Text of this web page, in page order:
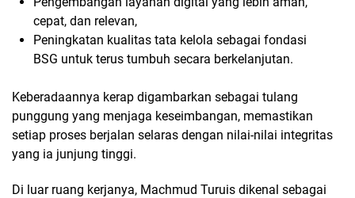
cepat, dan relevan,
Peningkatan kualitas tata kelola sebagai fondasi
BSG untuk terus tumbuh secara berkelanjutan.
Keberadaannya kerap digambarkan sebagai tulang
punggung yang menjaga keseimbangan, memastikan
setiap proses berjalan selaras dengan nilai-nilai integritas
yang ia junjung tinggi.
Di luar ruang kerjanya, Machmud Turuis dikenal sebagai